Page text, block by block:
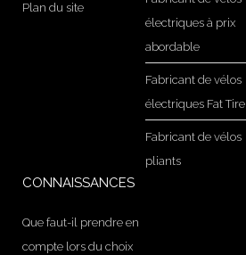
Plan du site
électriques à prix
abordable
Fabricant de vélos
électriques Fat Tire
Fabricant de vélos
pliants
CONNAISSANCES
Que faut-il prendre en
compte lors du choix